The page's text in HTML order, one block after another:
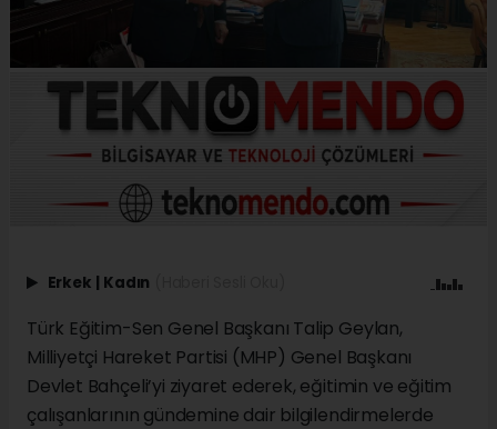
Erkek | Kadın
Türk Eğitim-Sen Genel Başkanı Talip Geylan,
Milliyetçi Hareket Partisi (MHP) Genel Başkanı
Devlet Bahçeli’yi ziyaret ederek, eğitimin ve eğitim
çalışanlarının gündemine dair bilgilendirmelerde